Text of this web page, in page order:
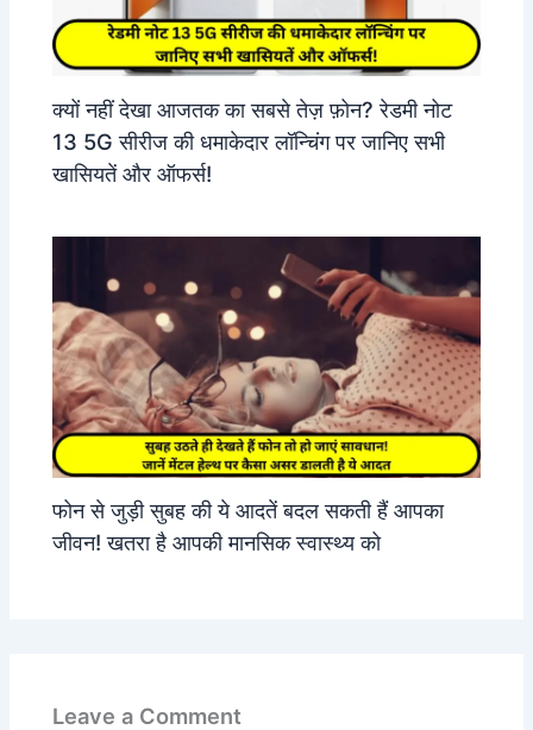
क्यों नहीं देखा आजतक का सबसे तेज़ फ़ोन? रेडमी नोट
13 5G सीरीज की धमाकेदार लॉन्चिंग पर जानिए सभी
खासियतें और ऑफर्स!
फोन से जुड़ी सुबह की ये आदतें बदल सकती हैं आपका
जीवन! खतरा है आपकी मानसिक स्वास्थ्य को
Leave a Comment